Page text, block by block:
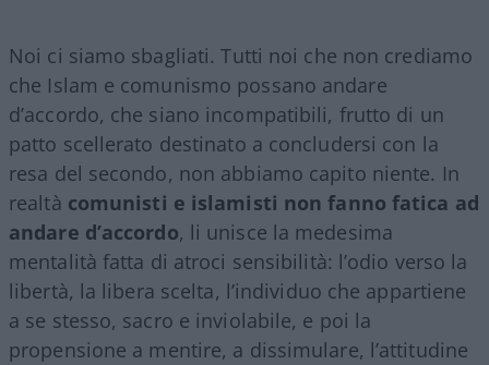
Noi ci siamo sbagliati. Tutti noi che non crediamo
che Islam e comunismo possano andare
d’accordo, che siano incompatibili, frutto di un
patto scellerato destinato a concludersi con la
resa del secondo, non abbiamo capito niente. In
realtà comunisti e islamisti non fanno fatica ad
andare d’accordo, li unisce la medesima
mentalità fatta di atroci sensibilità: l’odio verso la
libertà, la libera scelta, l’individuo che appartiene
a se stesso, sacro e inviolabile, e poi la
propensione a mentire, a dissimulare, l’attitudine